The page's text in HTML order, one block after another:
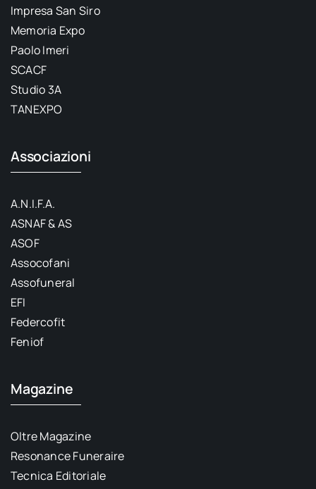
Impresa San Siro
Memoria Expo
Paolo Imeri
SCACF
Studio 3A
TANEXPO
Associazioni
A.N.I.F.A.
ASNAF & AS
ASOF
Assocofani
Assofuneral
EFI
Federcofit
Feniof
Magazine
Oltre Magazine
Resonance Funeraire
Tecnica Editoriale